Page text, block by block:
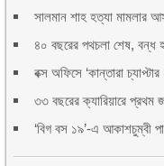
সালমান শাহ হত্যা মামলার
৪০ বছরের পথচলা শেষ, বন্ধ
বক্স অফিসে ‘কান্তারা
৩৩ বছরের ক্যারিয়ারে প্রথম
‘বিগ বস ১৯’-এ আকাশচুম্বী